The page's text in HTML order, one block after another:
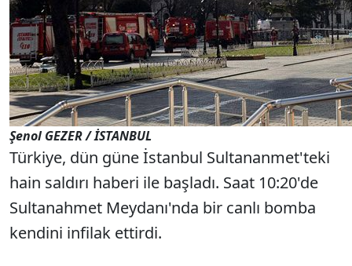
Şenol GEZER / İSTANBUL
Türkiye, dün güne İstanbul Sultananmet'teki
hain saldırı haberi ile başladı. Saat 10:20'de
Sultanahmet Meydanı'nda bir canlı bomba
kendini infilak ettirdi.